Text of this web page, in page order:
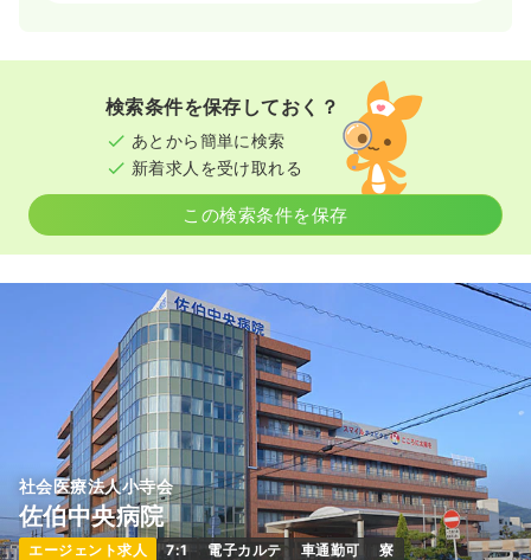
8:30～17:30 （休憩60分）
日祝休み
オンコールあり 月給29万円以上可
気になる 詳細を見る
検索条件を保存しておく？
あとから簡単に検索
新着求人を受け取れる
この検索条件を保存
社会医療法人小寺会
佐伯中央病院
エージェント求人 7:1 電子カルテ 車通勤可 寮